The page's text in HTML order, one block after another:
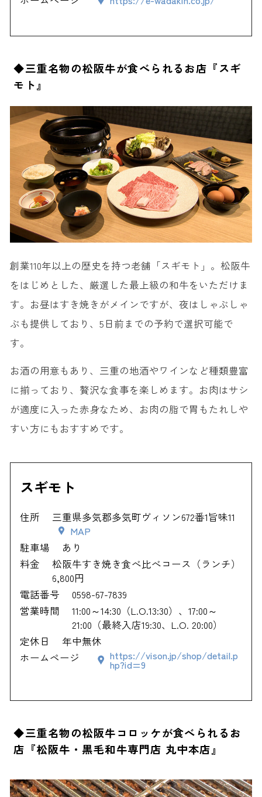
◆三重名物の松阪牛が食べられるお店『スギ
モト』
創業110年以上の歴史を持つ老舗「スギモト」。松阪牛
をはじめとした、厳選した最上級の和牛をいただけま
す。お昼はすき焼きがメインですが、夜はしゃぶしゃ
ぶも提供しており、5日前までの予約で選択可能で
す。
お酒の用意もあり、三重の地酒やワインなど種類豊富
に揃っており、贅沢な食事を楽しめます。お肉はサシ
が適度に入った赤身なため、お肉の脂で胃もたれしや
すい方にもおすすめです。
スギモト
住所
三重県多気郡多気町ヴィソン672番1旨味11
MAP
駐車場
あり
料金
松阪牛すき焼き食べ比べコース（ランチ）
6,800円
電話番号
0598-67-7839
営業時間
11:00～14:30（L.O.13:30）、17:00～
21:00（最終入店19:30、L.O. 20:00）
定休日
年中無休
ホームページ
https://vison.jp/shop/detail.p
hp?id=9
◆三重名物の松阪牛コロッケが食べられるお
店『松阪牛・黒毛和牛専門店 丸中本店』